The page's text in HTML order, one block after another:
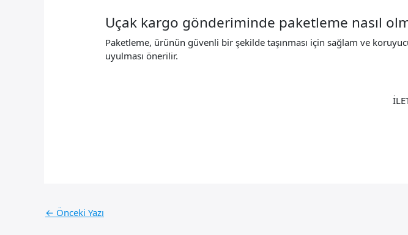
Uçak kargo gönderiminde paketleme nasıl
Paketleme, ürünün güvenli bir şekilde taşınması için sağlam ve
uyulması önerilir.
← Önceki Yazı